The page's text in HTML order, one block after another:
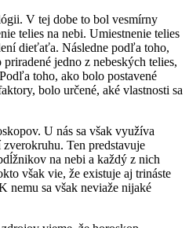
V tej dobe to bol vesmírny
telies na nebi. Umiestnenie telies
dieťaťa. Následne podľa toho,
jedno z nebeských telies,
toho, ako bolo postavené
bolo určené, aké vlastnosti sa
U nás sa však využíva
Ten predstavuje
na nebi a každý z nich
však vie, že existuje aj trináste
nemu sa však neviaže nijaké